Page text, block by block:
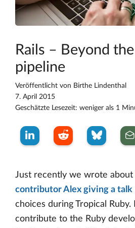
Rails – Beyond
pipeline
Veröffentlicht von Birthe Lindenthal
7. April 2015
Geschätzte Lesezeit: weniger als 1
Just recently we wrote about
contributor Alex giving a talk
choices during Tropical
contribute to the Ruby